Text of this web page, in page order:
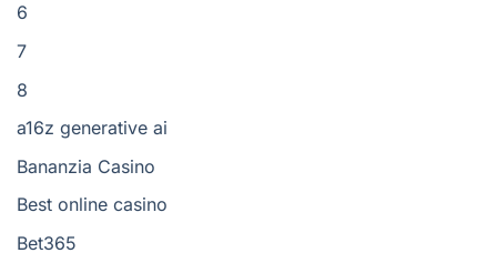
6
7
8
a16z generative ai
Bananzia Casino
Best online casino
Bet365